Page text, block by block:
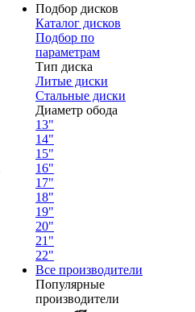
Подбор дисков
Каталог дисков
Подбор по
параметрам
Тип диска
Литые диски
Стальные диски
Диаметр обода
13"
14"
15"
16"
17"
18"
19"
20"
21"
22"
Все производители
Популярные
производители